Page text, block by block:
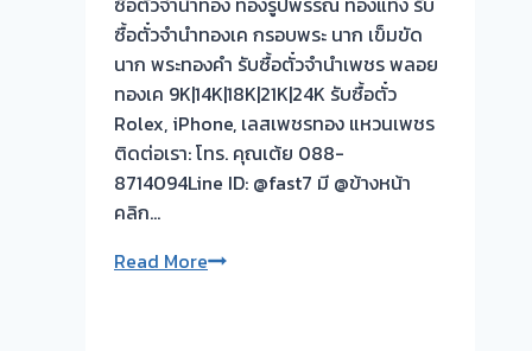
จำนำ
ทอง
พระประแดง
สมุทรปราการ
🇹🇭
ขอบคุณ
ลูกค้า
รับ
ซื้อตั๋วจำนำทองเค กรอบพระ นาก เข็มขัด
นาก พระทองคำ รับซื้อตั๋วจำนำเพชร พลอย
ทองเค 9K|14K|18K|21K|24K รับซื้อตั๋ว
Rolex, iPhone, เลสเพชรทอง แหวนเพชร
ติดต่อเรา: โทร. คุณเต้ย 088-
8714094Line ID: @fast7 มี @ข้างหน้า
คลิก…
Read Moreรับ